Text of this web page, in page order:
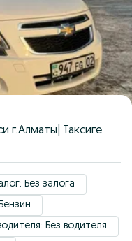
г.Алматы| Таксиге
Без залога
Без водителя